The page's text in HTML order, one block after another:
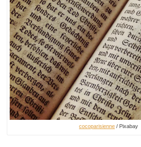
cocoparisienne / Pixabay